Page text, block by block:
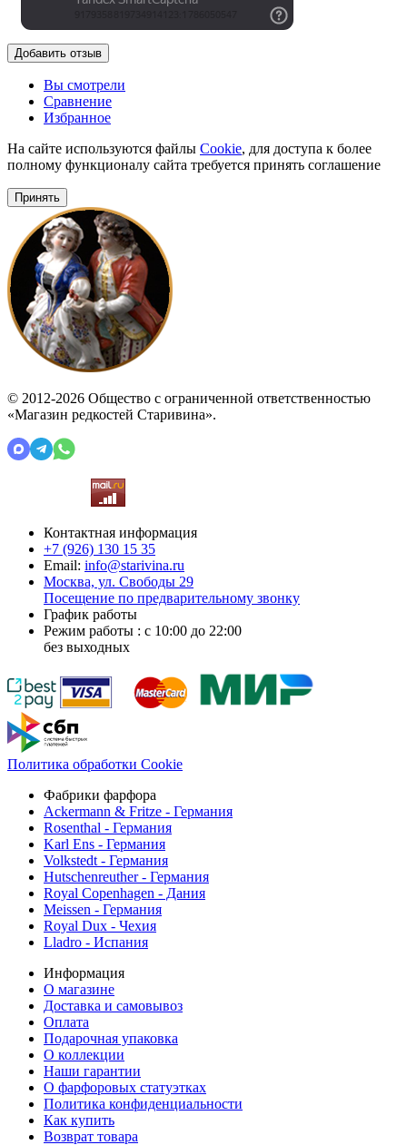
Добавить отзыв
Вы смотрели
Сравнение
Избранное
На сайте используются файлы Cookie, для доступа к более
полному функционалу сайта требуется принять соглашение
Принять
© 2012-2026 Общество с ограниченной ответственностью
«Магазин редкостей Старивина».
Контактная информация
+7 (926) 130 15 35
Email: info@starivina.ru
Москва, ул. Свободы 29
Посещение по предварительному звонку
График работы
Режим работы : с 10:00 до 22:00
без выходных
Политика обработки Cookie
Фабрики фарфора
Ackermann & Fritze - Германия
Rosenthal - Германия
Karl Ens - Германия
Volkstedt - Германия
Hutschenreuther - Германия
Royal Copenhagen - Дания
Meissen - Германия
Royal Dux - Чехия
Lladro - Испания
Информация
О магазине
Доставка и самовывоз
Оплата
Подарочная упаковка
О коллекции
Наши гарантии
О фарфоровых статуэтках
Политика конфиденциальности
Как купить
Возврат товара